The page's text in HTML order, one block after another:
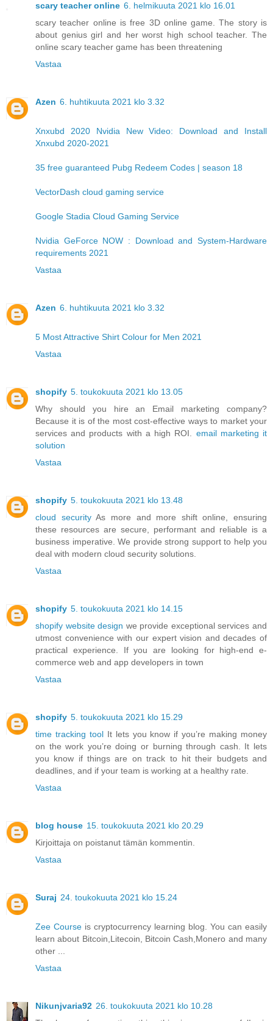
scary teacher online 6. helmikuuta 2021 klo 16.01
scary teacher online is free 3D online game. The story is
about genius girl and her worst high school teacher. The
online scary teacher game has been threatening
Vastaa
Azen 6. huhtikuuta 2021 klo 3.32
Xnxubd 2020 Nvidia New Video: Download and Install
Xnxubd 2020-2021
35 free guaranteed Pubg Redeem Codes | season 18
VectorDash cloud gaming service
Google Stadia Cloud Gaming Service
Nvidia GeForce NOW : Download and System-Hardware
requirements 2021
Vastaa
Azen 6. huhtikuuta 2021 klo 3.32
5 Most Attractive Shirt Colour for Men 2021
Vastaa
shopify 5. toukokuuta 2021 klo 13.05
Why should you hire an Email marketing company?
Because it is of the most cost-effective ways to market your
services and products with a high ROI. email marketing it
solution
Vastaa
shopify 5. toukokuuta 2021 klo 13.48
cloud securityAs more and more shift online, ensuring
these resources are secure, performant and reliable is a
business imperative. We provide strong support to help you
deal with modern cloud security solutions.
Vastaa
shopify 5. toukokuuta 2021 klo 14.15
shopify website design we provide exceptional services and
utmost convenience with our expert vision and decades of
practical experience. If you are looking for high-end e-
commerce web and app developers in town
Vastaa
shopify 5. toukokuuta 2021 klo 15.29
time tracking toolIt lets you know if you’re making money
on the work you’re doing or burning through cash. It lets
you know if things are on track to hit their budgets and
deadlines, and if your team is working at a healthy rate.
Vastaa
blog house 15. toukokuuta 2021 klo 20.29
Kirjoittaja on poistanut tämän kommentin.
Vastaa
Suraj 24. toukokuuta 2021 klo 15.24
Zee Course is cryptocurrency learning blog. You can easily
learn about Bitcoin,Litecoin, Bitcoin Cash,Monero and many
other ...
Vastaa
Nikunjvaria92 26. toukokuuta 2021 klo 10.28